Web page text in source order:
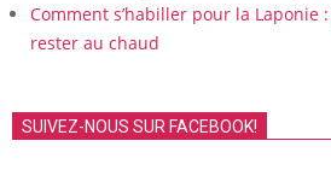
Comment s’habiller pour la Laponie
rester au chaud
SUIVEZ-NOUS SUR FACEBOOK!